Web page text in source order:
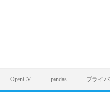
OpenCV pandas プライ